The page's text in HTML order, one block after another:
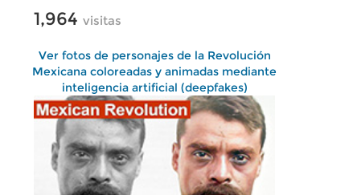
1,964 visitas
Ver fotos de personajes de la Revolución
Mexicana coloreadas y animadas mediante
inteligencia artificial (deepfakes)